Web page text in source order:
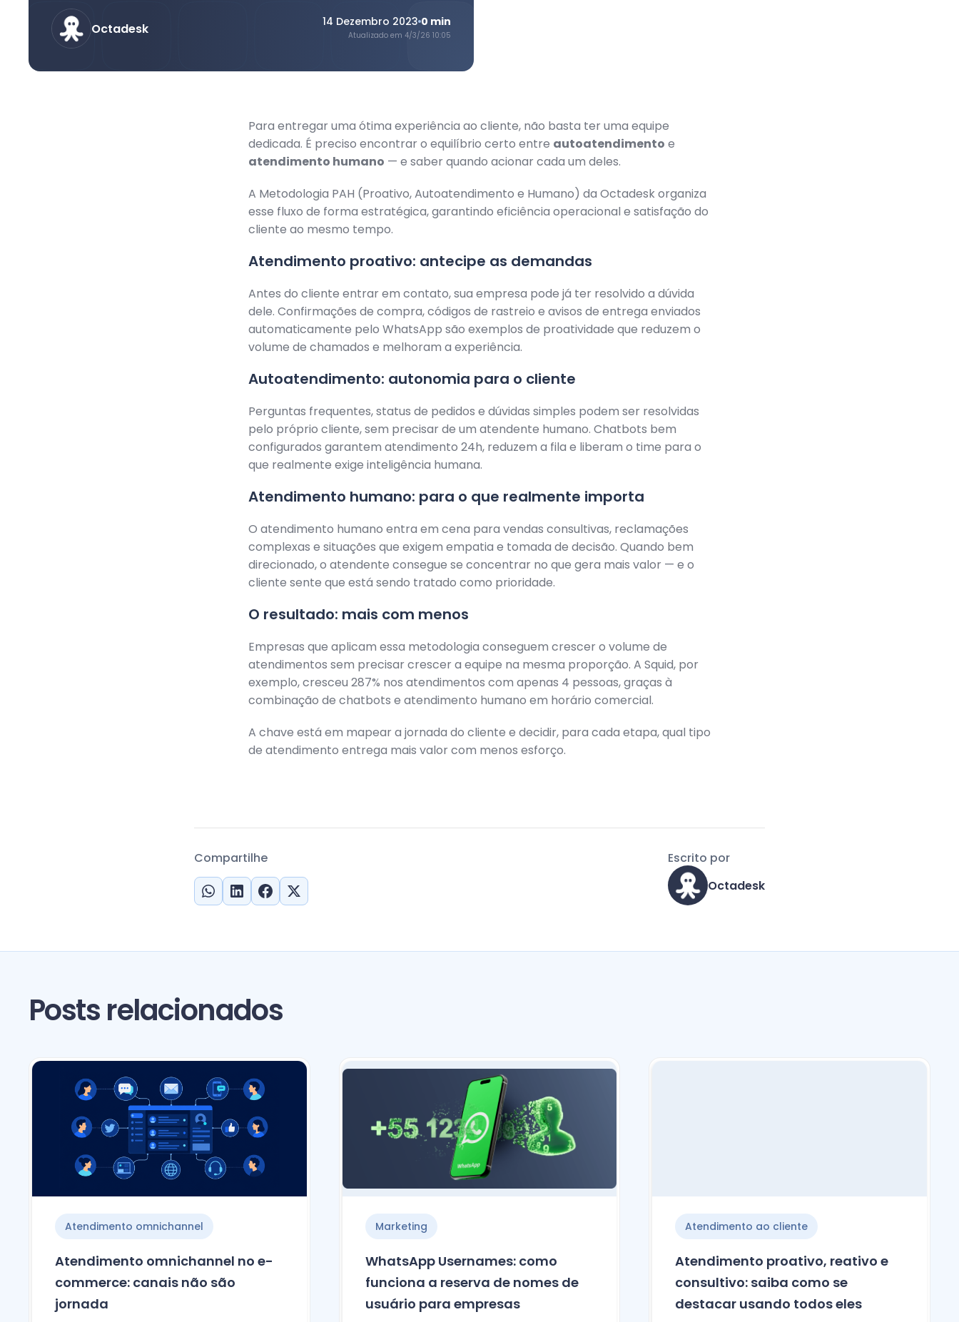
Octadesk 14 Dezembro 2023 0 min
Atualizado em 4/3/26 10:05
Para entregar uma ótima experiência ao cliente, não basta ter uma equipe
dedicada. É preciso encontrar o equilíbrio certo entre autoatendimento e
atendimento humano — e saber quando acionar cada um deles.
A Metodologia PAH (Proativo, Autoatendimento e Humano) da Octadesk organiza
esse fluxo de forma estratégica, garantindo eficiência operacional e satisfação do
cliente ao mesmo tempo.
Atendimento proativo: antecipe as demandas
Antes do cliente entrar em contato, sua empresa pode já ter resolvido a dúvida
dele. Confirmações de compra, códigos de rastreio e avisos de entrega enviados
automaticamente pelo WhatsApp são exemplos de proatividade que reduzem o
volume de chamados e melhoram a experiência.
Autoatendimento: autonomia para o cliente
Perguntas frequentes, status de pedidos e dúvidas simples podem ser resolvidas
pelo próprio cliente, sem precisar de um atendente humano. Chatbots bem
configurados garantem atendimento 24h, reduzem a fila e liberam o time para o
que realmente exige inteligência humana.
Atendimento humano: para o que realmente importa
O atendimento humano entra em cena para vendas consultivas, reclamações
complexas e situações que exigem empatia e tomada de decisão. Quando bem
direcionado, o atendente consegue se concentrar no que gera mais valor — e o
cliente sente que está sendo tratado como prioridade.
O resultado: mais com menos
Empresas que aplicam essa metodologia conseguem crescer o volume de
atendimentos sem precisar crescer a equipe na mesma proporção. A Squid, por
exemplo, cresceu 287% nos atendimentos com apenas 4 pessoas, graças à
combinação de chatbots e atendimento humano em horário comercial.
A chave está em mapear a jornada do cliente e decidir, para cada etapa, qual tipo
de atendimento entrega mais valor com menos esforço.
Compartilhe
Escrito por
Octadesk
Posts relacionados
Atendimento omnichannel
Atendimento omnichannel no e-
commerce: canais não são
jornada
Marketing
WhatsApp Usernames: como
funciona a reserva de nomes de
usuário para empresas
Atendimento ao cliente
Atendimento proativo, reativo e
consultivo: saiba como se
destacar usando todos eles